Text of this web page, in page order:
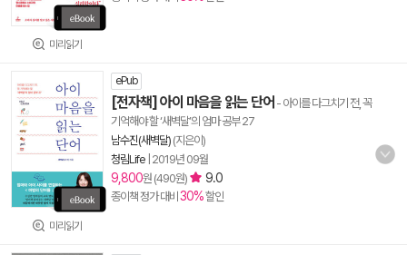
미리읽기
미리읽기
ePub
[전자책] 아이 마음을 읽는 단어 - 아이를 다그치기 전, 꼭
기억해야 할 ‘새벽달’의 엄마 공부 27
남수진(새벽달) (지은이)
청림Life 2019년 09월
9,800원 (490원) 9.0
종이책 정가 대비 30%할인